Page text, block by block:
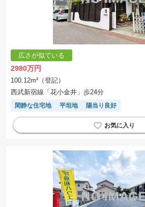
広さが似ている
2980万円
100.12m²（登記）
西武新宿線「花小金井」歩24分
閑静な住宅地 平坦地 陽当り良好